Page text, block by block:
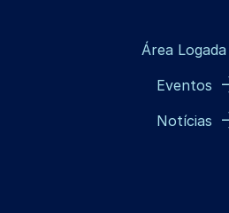
Área Logada
Eventos
Notícias